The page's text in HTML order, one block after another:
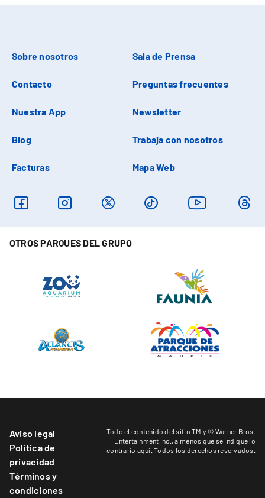
Sobre nosotros Sala de Prensa
Contacto Preguntas frecuentes
Nuestra App Newsletter
Blog Trabaja con nosotros
Facturas Mapa Web
OTROS PARQUES DEL GRUPO
Aviso legal
Política de
privacidad
Términos y
condiciones
Todo el contenido del sitio TM y © Warner Bros.
Entertainment Inc.,a menos que se indique lo
contrario aquí . Todos los derechos reservados.